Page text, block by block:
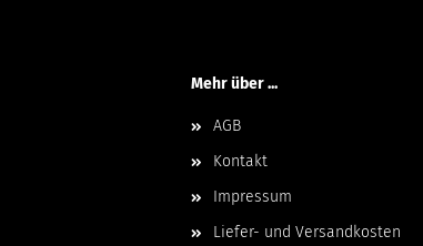
Mehr über ...
AGB
Kontakt
Impressum
Liefer- und Versandkosten